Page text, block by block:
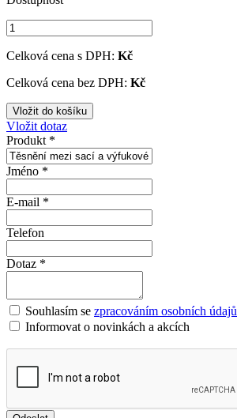
Celková cena s DPH: Kč
Celková cena bez DPH: Kč
Vložit dotaz
Produkt *
Jméno *
E-mail *
Telefon
Dotaz *
Souhlasím se zpracováním osobních údajů
Informovat o novinkách a akcích